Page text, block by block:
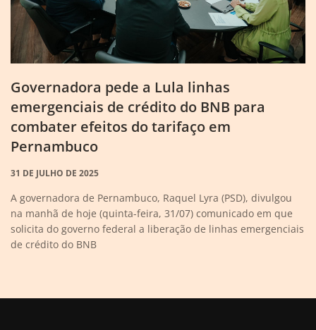
Governadora pede a Lula linhas
emergenciais de crédito do BNB para
combater efeitos do tarifaço em
Pernambuco
31 DE JULHO DE 2025
A governadora de Pernambuco, Raquel Lyra (PSD), divulgou
na manhã de hoje (quinta-feira, 31/07) comunicado em que
solicita do governo federal a liberação de linhas emergenciais
de crédito do BNB